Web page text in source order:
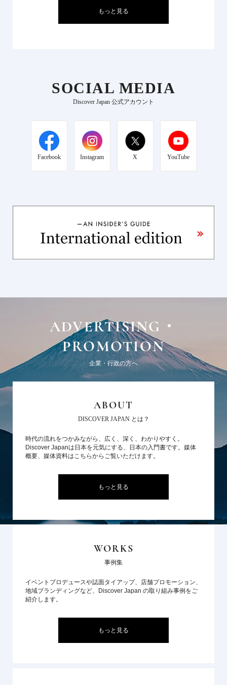
もっと見る
SOCIAL MEDIA
Discover Japan 公式アカウント
Facebook Instagram X YouTube
ADVERTISING・
PROMOTION
企業・行政の方へ
ABOUT
DISCOVER JAPAN とは？
時代の流れをつかみながら、広く、深く、わかりやすく。
Discover Japanは日本を元気にする、日本の入門書です。媒体
概要、媒体資料はこちらからご覧いただけます。
もっと見る
WORKS
事例集
イベントプロデュースや誌面タイアップ、店舗プロモーション、
地域ブランディングなど、Discover Japan の取り組み事例をご
紹介します。
もっと見る